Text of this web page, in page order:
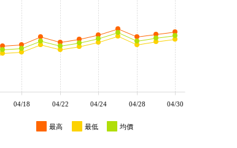
04/18 04/22 04/24 04/28 04/30
最高 最低 均價